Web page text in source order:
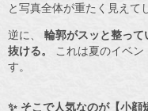
と写真全体が重たく見えて
逆に、 輪郭がスッと整っ
抜ける。
これは夏のイベ
す。
✨ そこで人気なのが【小顔